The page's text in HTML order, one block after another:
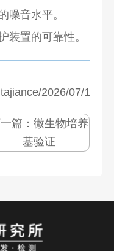
噪音水平。
装置的可靠性。
2026/07/
篇：微生物培养
基验证